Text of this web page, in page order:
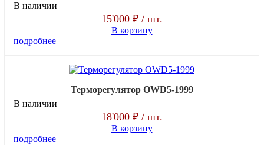
В наличии
15'000 ₽ / шт.
В корзину
подробнее
Терморегулятор OWD5-1999
В наличии
18'000 ₽ / шт.
В корзину
подробнее